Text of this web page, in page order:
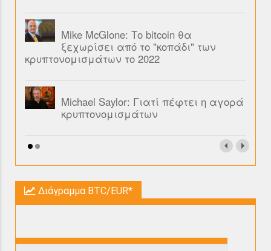
Mike McGlone: Το bitcoin θα
ξεχωρίσει από το "κοπάδι" των
κρυπτονομισμάτων το 2022
Michael Saylor: Γιατί πέφτει η αγορά
κρυπτονομισμάτων
Διάγραμμα BTC/EUR*